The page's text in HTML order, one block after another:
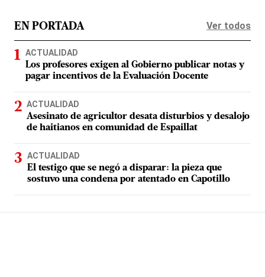
EN PORTADA Ver todos
ACTUALIDAD
Los profesores exigen al Gobierno publicar notas y
pagar incentivos de la Evaluación Docente
ACTUALIDAD
Asesinato de agricultor desata disturbios y desalojo
de haitianos en comunidad de Espaillat
ACTUALIDAD
El testigo que se negó a disparar: la pieza que
sostuvo una condena por atentado en Capotillo